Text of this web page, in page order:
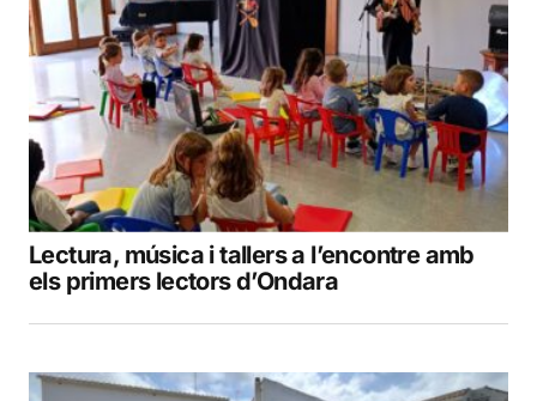
Lectura, música i tallers a l’encontre amb
els primers lectors d’Ondara